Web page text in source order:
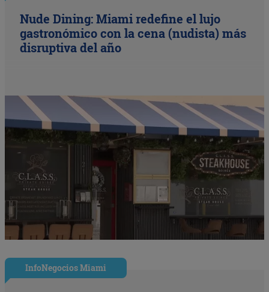
Nude Dining: Miami redefine el lujo
gastronómico con la cena (nudista) más
disruptiva del año
InfoNegocios Miami